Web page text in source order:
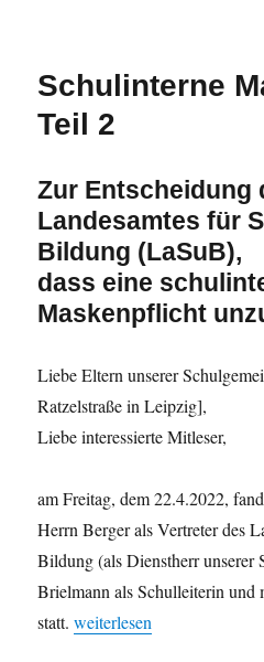
Schulinterne
Teil 2
Zur Entscheidung
Landesamtes für
Bildung (LaSuB),
dass eine
Maskenpflicht
Liebe Eltern unserer
Ratzelstraße in Leipzig],
Liebe interessierte Mitleser,
am Freitag, dem 22.4.2022,
Herrn Berger als Vertreter des
Bildung (als Dienstherr unserer
Brielmann als Schulleiterin und
statt.„Schulinterne
weiterlesen